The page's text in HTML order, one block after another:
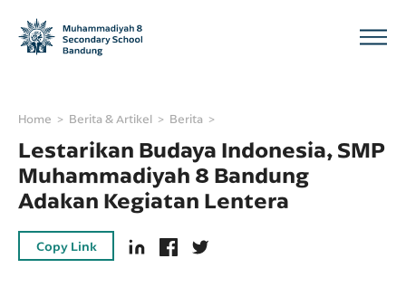
Home Berita & Artikel Berita
Lestarikan Budaya Indonesia, SMP
Muhammadiyah 8 Bandung
Adakan Kegiatan Lentera
Copy Link